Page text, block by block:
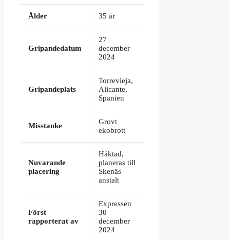
Ålder 35 år
Gripandedatum
27
december
2024
Gripandeplats
Torrevieja,
Alicante,
Spanien
Misstanke
Grovt
ekobrott
Nuvarande
placering
Häktad,
planeras till
Skenäs
anstalt
Först
rapporterat av
Expressen
30
december
2024